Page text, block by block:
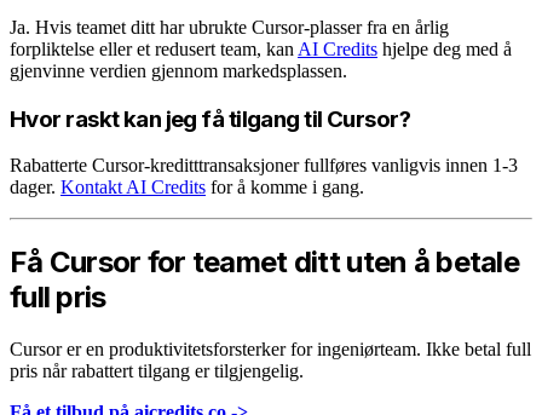
Ja. Hvis teamet ditt har ubrukte Cursor-plasser fra en årlig
forpliktelse eller et redusert team, kan AI Credits hjelpe deg med å
gjenvinne verdien gjennom markedsplassen.
Hvor raskt kan jeg få tilgang til Cursor?
Rabatterte Cursor-kreditttransaksjoner fullføres vanligvis innen 1-3
dager. Kontakt AI Credits for å komme i gang.
Få Cursor for teamet ditt uten å betale
full pris
Cursor er en produktivitetsforsterker for ingeniørteam. Ikke betal full
pris når rabattert tilgang er tilgjengelig.